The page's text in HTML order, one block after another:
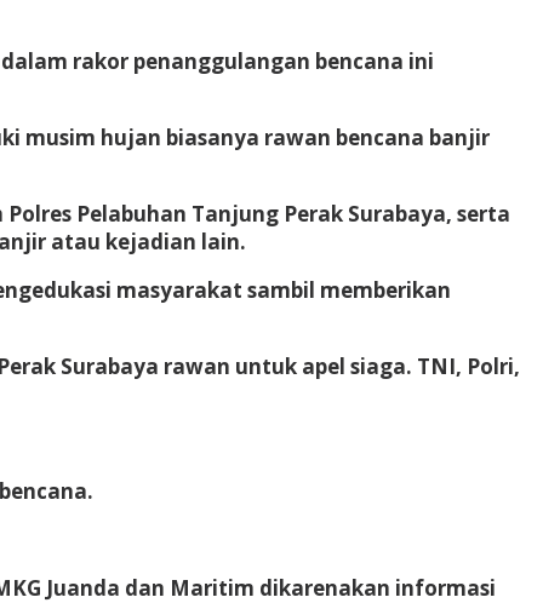
rakor penanggulangan bencana ini
musim hujan biasanya rawan bencana banjir
Pelabuhan Tanjung Perak Surabaya, serta
atau kejadian lain.
masyarakat sambil memberikan
Surabaya rawan untuk apel siaga. TNI, Polri,
Juanda dan Maritim dikarenakan informasi